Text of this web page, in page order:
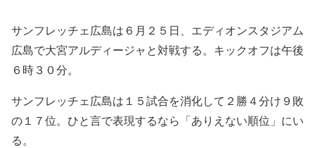
サンフレッチェ広島は６月２５日、エディオンスタジアム
広島で大宮アルディージャと対戦する。キックオフは午後
６時３０分。
サンフレッチェ広島は１５試合を消化して２勝４分け９敗
の１７位。ひと言で表現するなら「ありえない順位」にい
る。